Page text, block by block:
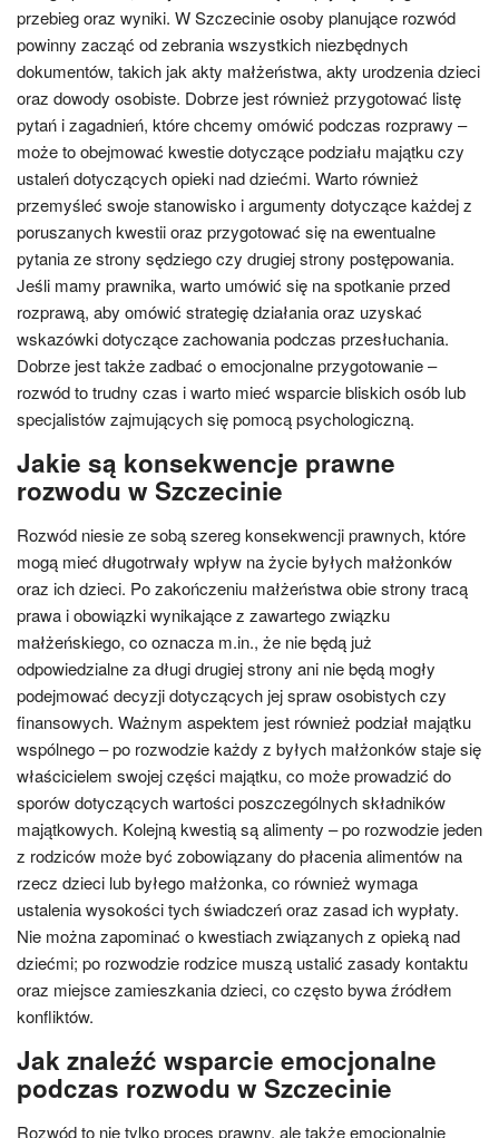
przebieg oraz wyniki. W Szczecinie osoby planujące rozwód
powinny zacząć od zebrania wszystkich niezbędnych
dokumentów, takich jak akty małżeństwa, akty urodzenia dzieci
oraz dowody osobiste. Dobrze jest również przygotować listę
pytań i zagadnień, które chcemy omówić podczas rozprawy –
może to obejmować kwestie dotyczące podziału majątku czy
ustaleń dotyczących opieki nad dziećmi. Warto również
przemyśleć swoje stanowisko i argumenty dotyczące każdej z
poruszanych kwestii oraz przygotować się na ewentualne
pytania ze strony sędziego czy drugiej strony postępowania.
Jeśli mamy prawnika, warto umówić się na spotkanie przed
rozprawą, aby omówić strategię działania oraz uzyskać
wskazówki dotyczące zachowania podczas przesłuchania.
Dobrze jest także zadbać o emocjonalne przygotowanie –
rozwód to trudny czas i warto mieć wsparcie bliskich osób lub
specjalistów zajmujących się pomocą psychologiczną.
Jakie są konsekwencje prawne
rozwodu w Szczecinie
Rozwód niesie ze sobą szereg konsekwencji prawnych, które
mogą mieć długotrwały wpływ na życie byłych małżonków
oraz ich dzieci. Po zakończeniu małżeństwa obie strony tracą
prawa i obowiązki wynikające z zawartego związku
małżeńskiego, co oznacza m.in., że nie będą już
odpowiedzialne za długi drugiej strony ani nie będą mogły
podejmować decyzji dotyczących jej spraw osobistych czy
finansowych. Ważnym aspektem jest również podział majątku
wspólnego – po rozwodzie każdy z byłych małżonków staje się
właścicielem swojej części majątku, co może prowadzić do
sporów dotyczących wartości poszczególnych składników
majątkowych. Kolejną kwestią są alimenty – po rozwodzie jeden
z rodziców może być zobowiązany do płacenia alimentów na
rzecz dzieci lub byłego małżonka, co również wymaga
ustalenia wysokości tych świadczeń oraz zasad ich wypłaty.
Nie można zapominać o kwestiach związanych z opieką nad
dziećmi; po rozwodzie rodzice muszą ustalić zasady kontaktu
oraz miejsce zamieszkania dzieci, co często bywa źródłem
konfliktów.
Jak znaleźć wsparcie emocjonalne
podczas rozwodu w Szczecinie
Rozwód to nie tylko proces prawny, ale także emocjonalnie